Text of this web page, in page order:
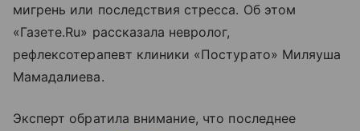
мигрень или последствия стресса. Об этом
«Газете.Ru» рассказала невролог,
рефлексотерапевт клиники «Постурато» Миляуша
Мамадалиева.
Эксперт обратила внимание, что последнее